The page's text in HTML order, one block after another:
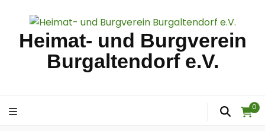
Heimat- und Burgverein
Burgaltendorf e.V.
0